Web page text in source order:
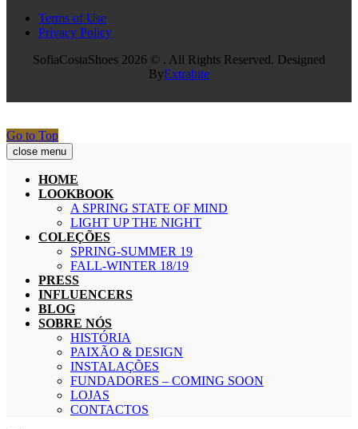
Terms of Use
Privacy Policy
SofiaCostaShoes 2026 © . All Rights Reserved. Designed
ByExtrabite
Go to Top
close menu
HOME
LOOKBOOK
A SPRING STATE OF MIND
LIGHT UP THE NIGHT
COLEÇÕES
SPRING-SUMMER 19
FALL-WINTER 18/19
PRESS
INFLUENCERS
BLOG
SOBRE NÓS
HISTÓRIA
PAIXÃO & DESIGN
INSTALAÇÕES
FUNDADORES – COMING SOON
LOJAS
CONTACTOS